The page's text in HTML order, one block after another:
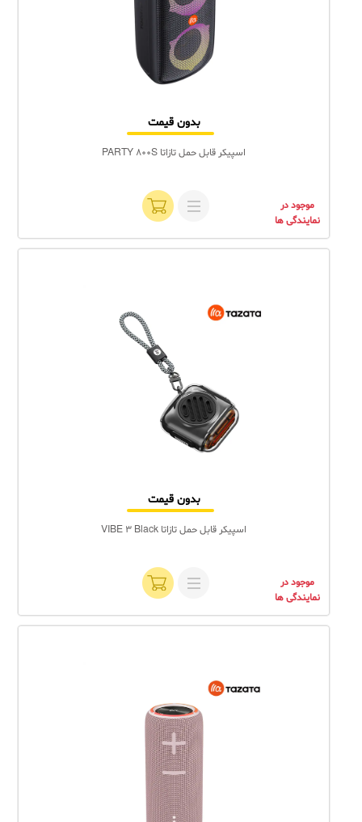
بدون قیمت
اسپیکر قابل حمل تازاتا PARTY 800S
موجود در
نمایندگی ها
بدون قیمت
اسپیکر قابل حمل تازاتا VIBE 3 Black
موجود در
نمایندگی ها